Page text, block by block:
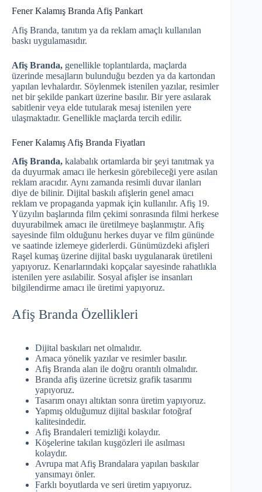
Fener Kalamış Branda Afiş Pankart
Afiş Branda, tanıtım ya da reklam amaçlı kullanılan
baskı uygulamasıdır.
Afiş Branda, genellikle toplantılarda, maçlarda
üzerinde mesajların bulunduğu bezden ya da kartondan
yapılan levhalardır. Söylenmek istenilen yazılar, resimler
net bir şekilde pankart üzerine basılır. Bir yere asılarak
sabitlenir veya elde tutularak mesaj istenilen yere
ulaşmaktadır. Genellikle maçlarda tercih edilir.
Fener Kalamış Afiş Branda Fiyatları
Afiş Branda, kalabalık ortamlarda bir şeyi tanıtmak ya
da duyurmak amacı ile herkesin görebileceği yere asılan
reklam aracıdır. Aynı zamanda resimli duvar ilanları
diye de bilinir. Dijital baskılı afişlerin genel amacı
reklam ve propaganda yapmak için kullanılır. Afiş 19.
Yüzyılın başlarında film çekimi sonrasında filmi herkese
duyurabilmek amacı ile üretilmeye başlanmıştır. Afiş
sayesinde film olduğunu herkes duyar ve film gününde
ve saatinde izlemeye giderlerdi. Günümüzdeki afişleri
Raşel kumaş üzerine dijital baskı uygulanarak üretileni
yapıyoruz. Kenarlarındaki kopçalar sayesinde rahatlıkla
istenilen yere asılabilir. Sosyal afişler ise insanları
bilgilendirme amacı ile üretimi yapıyoruz.
Afiş Branda Özellikleri
Dijital baskıları net olmalıdır.
Amaca yönelik yazılar ve resimler basılır.
Afiş Branda alan ile doğru orantılı olmalıdır.
Branda afiş üzerine ücretsiz grafik tasarımı
yapıyoruz.
Tasarım onayı altıktan sonra üretim yapıyoruz.
Yapmış olduğumuz dijital baskılar fotoğraf
kalitesindedir.
Afiş Brandaleri temizliği kolaydır.
Köşelerine takılan kuşgözleri ile asılması
kolaydır.
Avrupa mat Afiş Brandalara yapılan baskılar
yansımayı önler.
Farklı boyutlarda ve seri üretim yapıyoruz.